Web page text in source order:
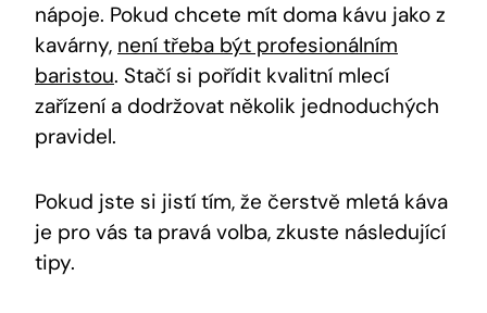
nápoje. Pokud chcete mít doma kávu jako z
kavárny, není třeba být profesionálním
baristou. Stačí si pořídit kvalitní mlecí
zařízení a dodržovat několik jednoduchých
pravidel.
Pokud jste si jistí tím, že čerstvě mletá káva
je pro vás ta pravá volba, zkuste následující
tipy.